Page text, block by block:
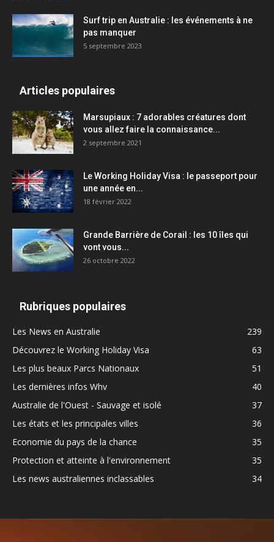
Surf trip en Australie : les événements à ne
pas manquer
5 septembre 2023
Articles populaires
Marsupiaux : 7 adorables créatures dont
vous allez faire la connaissance...
2 septembre 2021
Le Working Holiday Visa : le passeport pour
une année en...
18 février 2022
Grande Barrière de Corail : les 10 îles qui
vont vous...
26 octobre 2022
Rubriques populaires
Les News en Australie
239
Découvrez le Working Holiday Visa
63
Les plus beaux Parcs Nationaux
51
Les dernières infos Whv
40
Australie de l'Ouest - Sauvage et isolé
37
Les états et les principales villes
36
Economie du pays de la chance
35
Protection et atteinte à l'environnement
35
Les news australiennes inclassables
34